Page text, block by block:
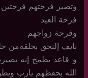
وتصير فرحتهم فرحتين
فرحة العيد
وفرحة زواجهم
نايف إلتحق بحلقةمن
و قاعد يطمح إنه
الله يحفظهم يارب